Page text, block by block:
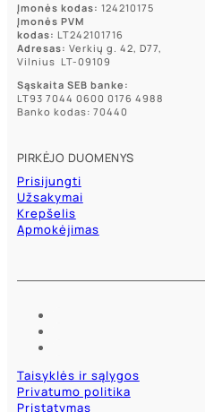
Įmonės kodas: 124210175
Įmonės PVM
kodas: LT242101716
Adresas: Verkių g. 42, D77,
Vilnius LT-09109
Sąskaita SEB banke:
LT93 7044 0600 0176 4988
Banko kodas: 70440
PIRKĖJO DUOMENYS
Prisijungti
Užsakymai
Krepšelis
Apmokėjimas
Taisyklės ir sąlygos
Privatumo politika
Pristatymas